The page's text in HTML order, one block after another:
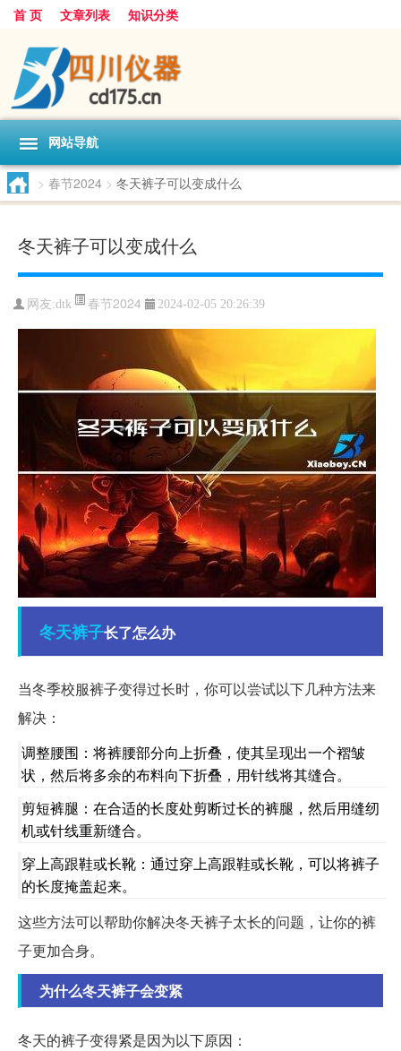
首 页 文章列表 知识分类
网站导航
> 春节2024 > 冬天裤子可以变成什么
冬天裤子可以变成什么
网友:dtk 春节2024 2024-02-05 20:26:39
冬天裤子长了怎么办
当冬季校服裤子变得过长时，你可以尝试以下几种方法来
解决：
调整腰围：将裤腰部分向上折叠，使其呈现出一个褶皱
状，然后将多余的布料向下折叠，用针线将其缝合。
剪短裤腿：在合适的长度处剪断过长的裤腿，然后用缝纫
机或针线重新缝合。
穿上高跟鞋或长靴：通过穿上高跟鞋或长靴，可以将裤子
的长度掩盖起来。
这些方法可以帮助你解决冬天裤子太长的问题，让你的裤
子更加合身。
为什么冬天裤子会变紧
冬天的裤子变得紧是因为以下原因：